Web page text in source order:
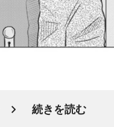
続きを読む